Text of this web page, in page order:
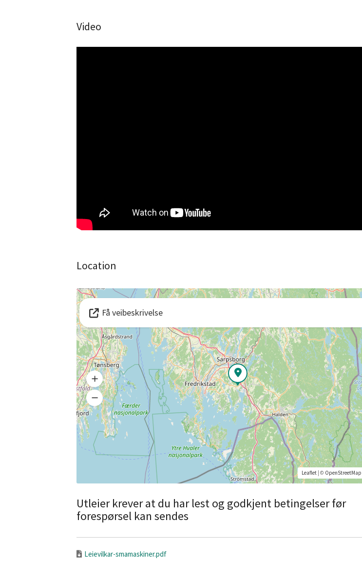
Video
Location
Leaflet| © OpenStreetMap
Få veibeskrivelse
Utleier krever at du har lest og godkjent betingelser før
forespørsel kan sendes
Leievilkar-smamaskiner.pdf